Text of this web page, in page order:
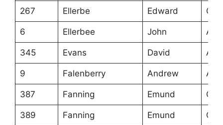
267 Ellerbe Edward
6 Ellerbee John
345 Evans David
9 Falenberry Andrew
387 Fanning Emund
389 Fanning Emund